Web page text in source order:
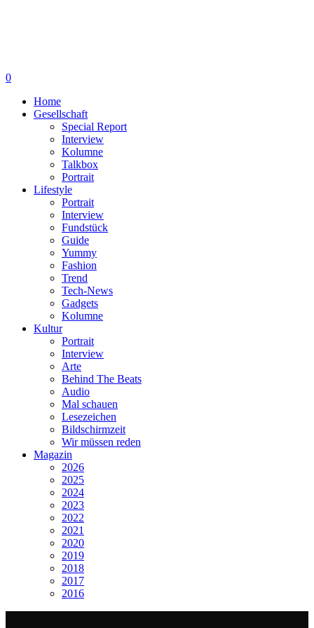
0
Home
Gesellschaft
Special Report
Interview
Kolumne
Talkbox
Portrait
Lifestyle
Portrait
Interview
Fundstück
Guide
Yummy
Fashion
Trend
Tech-News
Gadgets
Kolumne
Kultur
Portrait
Interview
Arte
Behind The Beats
Audio
Mal schauen
Lesezeichen
Bildschirmzeit
Wir müssen reden
Magazin
2026
2025
2024
2023
2022
2021
2020
2019
2018
2017
2016